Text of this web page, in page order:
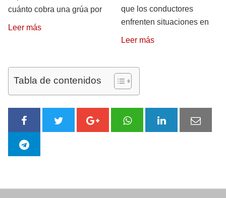
cuánto cobra una grúa por
Leer más
que los conductores
enfrenten situaciones en
Leer más
Tabla de contenidos